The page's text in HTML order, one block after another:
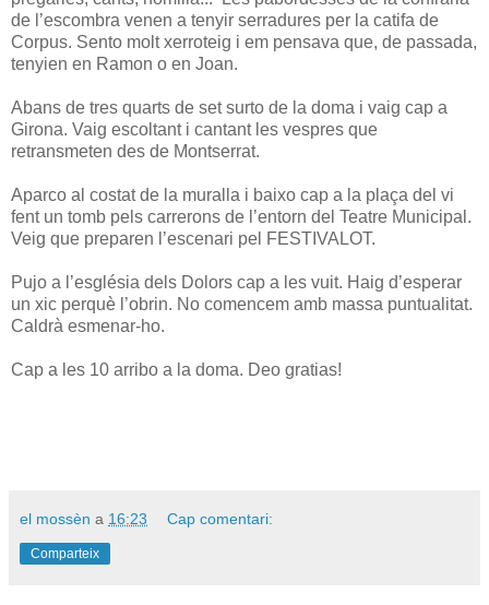
de l’escombra venen a tenyir serradures per la catifa de
Corpus. Sento molt xerroteig i em pensava que, de passada,
tenyien en Ramon o en Joan.
Abans de tres quarts de set surto de la doma i vaig cap a
Girona. Vaig escoltant i cantant les vespres que
retransmeten des de Montserrat.
Aparco al costat de la muralla i baixo cap a la plaça del vi
fent un tomb pels carrerons de l’entorn del Teatre Municipal.
Veig que preparen l’escenari pel FESTIVALOT.
Pujo a l’església dels Dolors cap a les vuit. Haig d’esperar
un xic perquè l’obrin. No comencem amb massa puntualitat.
Caldrà esmenar-ho.
Cap a les 10 arribo a la doma. Deo gratias!
el mossèn a 16:23 Cap comentari:
Comparteix